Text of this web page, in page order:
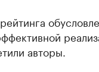
авторы.